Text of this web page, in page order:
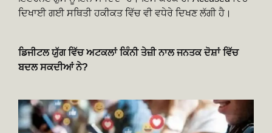
ਦਿਖਾਈ ਗਈ ਸਥਿਤੀ ਹਕੀਕਤ ਵਿੱਚ ਵੀ ਵਧੇਰੇ ਦਿਖਣ ਲੱਗੀ ਹੈ।
ਡਿਜੀਟਲ ਯੁੱਗ ਵਿੱਚ ਅਟਕਲਾਂ ਕਿੰਨੀ ਤੇਜ਼ੀ ਨਾਲ ਜਨਤਕ ਦੋਸ਼ਾਂ ਵਿੱਚ
ਬਦਲ ਸਕਦੀਆਂ ਨੇ?